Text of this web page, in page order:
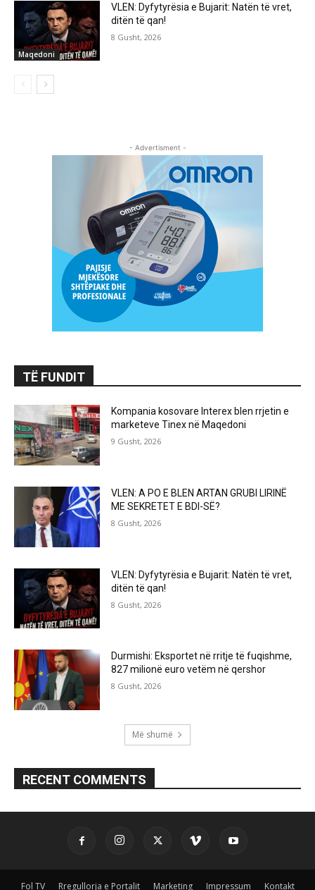
Maqedoni
VLEN: Dyfytyrësia e Bujarit: Natën të vret,
ditën të qan!
8 Gusht, 2026
- Advertisment -
TË FUNDIT
Kompania kosovare Interex blen rrjetin e
marketeve Tinex në Maqedoni
9 Gusht, 2026
VLEN: A PO E BLEN ARTAN GRUBI LIRINË
ME SEKRETET E BDI-SË?
8 Gusht, 2026
VLEN: Dyfytyrësia e Bujarit: Natën të vret,
ditën të qan!
8 Gusht, 2026
Durmishi: Eksportet në rritje të fuqishme,
827 milionë euro vetëm në qershor
8 Gusht, 2026
Më shumë
RECENT COMMENTS
Fol TV Rregullorja e Portalit Marketing Impressum Kontakt